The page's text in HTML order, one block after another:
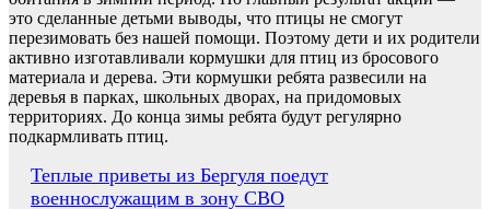
это сделанные детьми выводы, что птицы не смогут
перезимовать без нашей помощи. Поэтому дети и их родители
активно изготавливали кормушки для птиц из бросового
материала и дерева. Эти кормушки ребята развесили на
деревья в парках, школьных дворах, на придомовых
территориях. До конца зимы ребята будут регулярно
подкармливать птиц.
Навигация
Теплые приветы из Бергуля поедут
военнослужащим в зону СВО